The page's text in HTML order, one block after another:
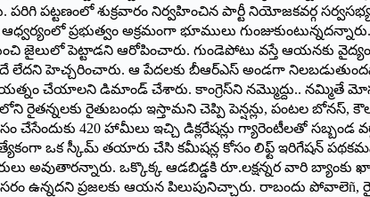
పరిగి పట్టణంలో శుక్రవారం నిర్వహించిన పార్టీ
ప్రభుత్వం అక్రమంగా భూములు
జైలులో పెట్టాడని ఆరోపించారు. గుండెపోటు వస్తే ఆయనకు
హెచ్చరించారు. ఆ పేదలకు బీఆర్ఎస్ అండగా
చేయాలని డిమాండ్ చేశారు. కాంగ్రెస్‌ని నమ్మొద్దు..
రైతుబంధు ఇస్తామని చెప్పి పెన్షన్లు, పంటల బోనస్,
420 హామీలు ఇచ్చి డిక్లరేషన్లు గ్యారెంటీలతో సబ్బండ
ఒక స్కీమ్ తయారు చేసి కమీషన్ల కోసం లిఫ్ట్ ఇరిగేషన్
అవుతారన్నారు. ఒక్కొక్క ఆడబిడ్డకి రూ.లక్షన్నర వారి
ప్రజలకు ఆయన పిలుపునిచ్చారు. రాబందు పోవాలెñ,